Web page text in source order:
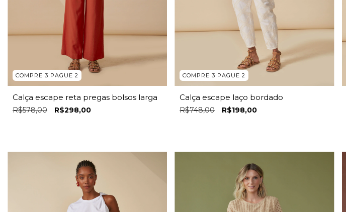
COMPRE 3 PAGUE 2
Calça escape reta pregas bolsos larga
R$578,00 R$298,00
COMPRE 3 PAGUE 2
Calça escape laço bordado
R$748,00 R$198,00